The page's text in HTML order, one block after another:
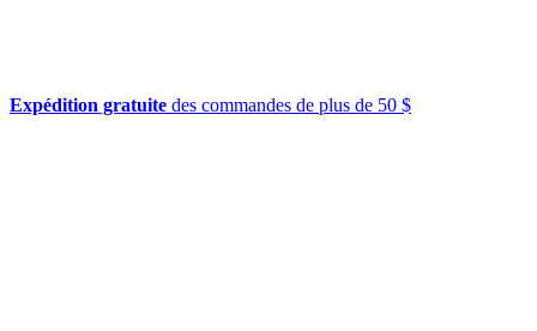
Expédition gratuite des commandes de plus de 50 $